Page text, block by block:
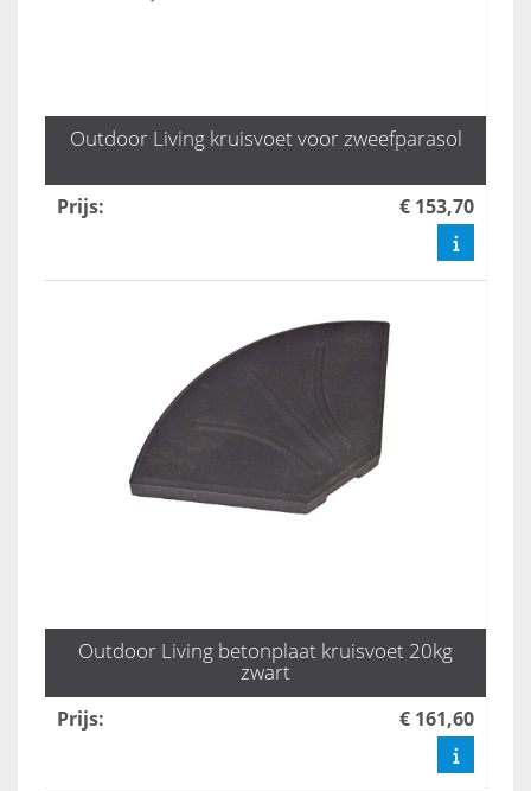
Outdoor Living kruisvoet voor zweefparasol
Prijs: € 153,70
Outdoor Living betonplaat kruisvoet 20kg
zwart
Prijs: € 161,60